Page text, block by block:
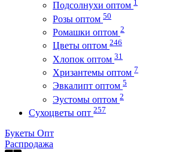
Подсолнухи оптом 1
Розы оптом 50
Ромашки оптом 2
Цветы оптом 246
Хлопок оптом 31
Хризантемы оптом 7
Эвкалипт оптом 5
Эустомы оптом 2
Сухоцветы опт 257
Букеты Опт
Распродажа